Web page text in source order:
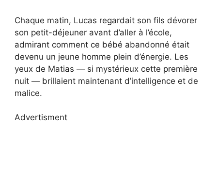
Chaque matin, Lucas regardait son fils dévorer
son petit-déjeuner avant d’aller à l’école,
admirant comment ce bébé abandonné était
devenu un jeune homme plein d’énergie. Les
yeux de Matias — si mystérieux cette première
nuit — brillaient maintenant d’intelligence et de
malice.
Advertisment